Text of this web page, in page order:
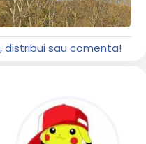
sau comenta!